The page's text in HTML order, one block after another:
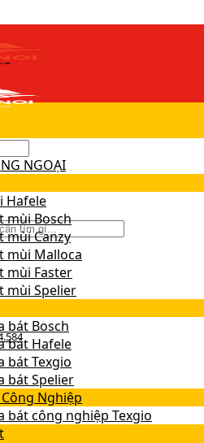
NGOẠI
Hafele
mùi Bosch
mùi Canzy
mùi Malloca
mùi Faster
mùi Spelier
bát Bosch
bát Hafele
bát Texgio
bát Spelier
Nghiệp
bát công nghiệp Texgio